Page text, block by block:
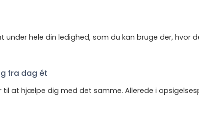
under hele din ledighed, som du kan bruge der,
fra dag ét
til at hjælpe dig med det samme. Allerede i